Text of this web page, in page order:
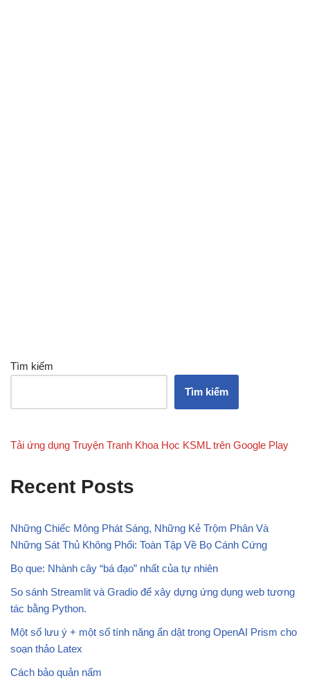
Tìm kiếm
Tìm kiếm
Tải ứng dụng Truyện Tranh Khoa Học KSML trên Google Play
Recent Posts
Những Chiếc Mông Phát Sáng, Những Kẻ Trộm Phân Và
Những Sát Thủ Không Phổi: Toàn Tập Về Bọ Cánh Cứng
Bọ que: Nhành cây “bá đạo” nhất của tự nhiên
So sánh Streamlit và Gradio để xây dựng ứng dụng web tương
tác bằng Python.
Một số lưu ý + một số tính năng ẩn dật trong OpenAI Prism cho
soạn thảo Latex
Cách bảo quản nấm